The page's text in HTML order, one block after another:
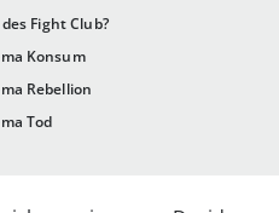
Fight Club?
Konsum
Rebellion
Tod